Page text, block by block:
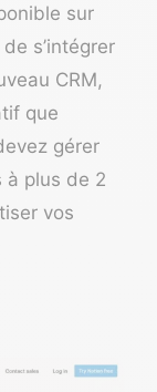
sur
s’intégrer
CRM,
que
gérer
à plus de 2
vos